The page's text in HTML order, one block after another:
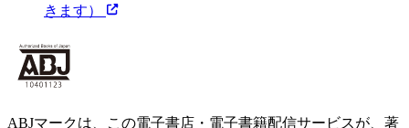
きます）
ABJマークは、この電子書店・電子書籍配信サービスが、著